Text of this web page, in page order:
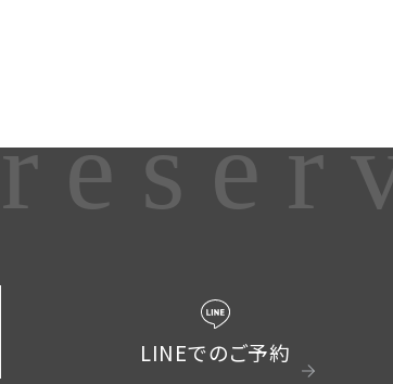
LINEでのご予約